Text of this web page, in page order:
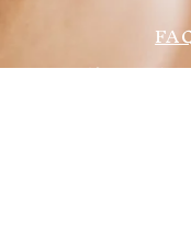
Políticas de